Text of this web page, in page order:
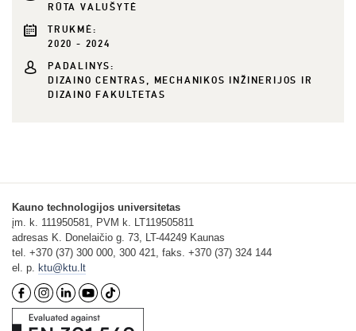
RŪTA VALUŠYTĖ
TRUKMĖ:
2020 - 2024
PADALINYS:
DIZAINO CENTRAS, MECHANIKOS INŽINERIJOS IR
DIZAINO FAKULTETAS
Kauno technologijos universitetas
įm. k. 111950581, PVM k. LT119505811
adresas K. Donelaičio g. 73, LT-44249 Kaunas
tel. +370 (37) 300 000, 300 421, faks. +370 (37) 324 144
el. p. ktu@ktu.lt